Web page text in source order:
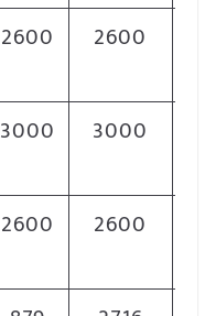
2600 2600
3000 3000
2600 2600